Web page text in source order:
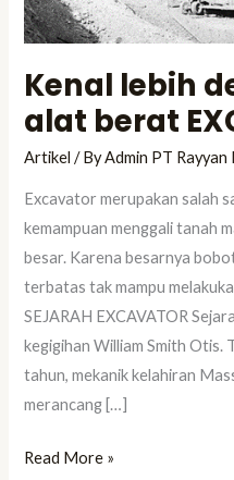
Kenal lebih
alat berat
Artikel / ByAdmin PT
Excavator merupakan salah
kemampuan menggali tanah
besar. Karena besarnya
terbatas tak mampu
SEJARAH EXCAVATOR
kegigihan William Smith Otis.
tahun, mekanik kelahiran
merancang […]
Read More »